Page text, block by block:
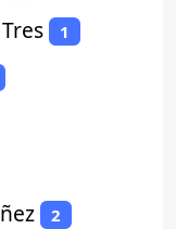
1
2